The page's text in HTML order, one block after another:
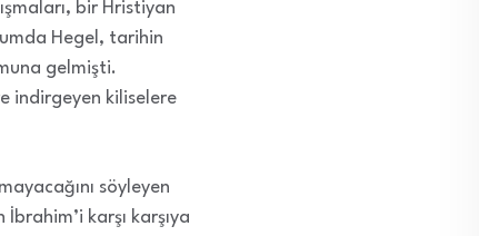
bir Hristiyan
Hegel, tarihin
gelmişti.
indirgeyen kiliselere
söyleyen
karşı karşıya